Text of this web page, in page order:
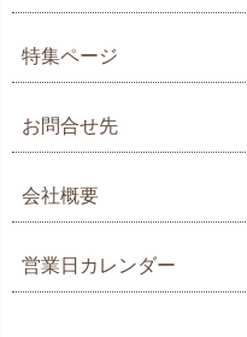
特集ページ
お問合せ先
会社概要
営業日カレンダー